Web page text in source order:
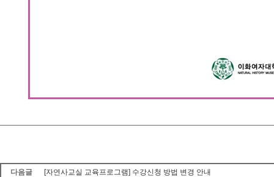
다음글
[자연사교실 교육프로그램] 수강신청 방법 변경 안내